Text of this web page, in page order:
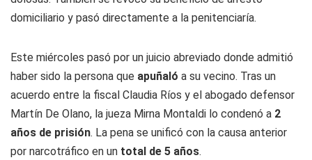
domiciliario y pasó directamente a la penitenciaría.
Este miércoles pasó por un juicio abreviado donde admitió
haber sido la persona que apuñaló a su vecino. Tras un
acuerdo entre la fiscal Claudia Ríos y el abogado defensor
Martín De Olano, la jueza Mirna Montaldi lo condenó a 2
años de prisión. La pena se unificó con la causa anterior
por narcotráfico en un total de 5 años.